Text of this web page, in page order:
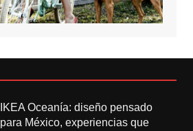
IKEA Oceanía: diseño pensado
para México, experiencias que